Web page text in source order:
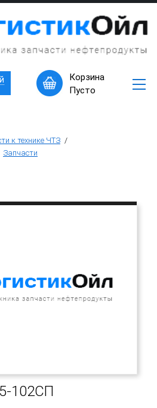
×
Корзина
Пусто
к технике ЧТЗ /
Запчасти
102СП